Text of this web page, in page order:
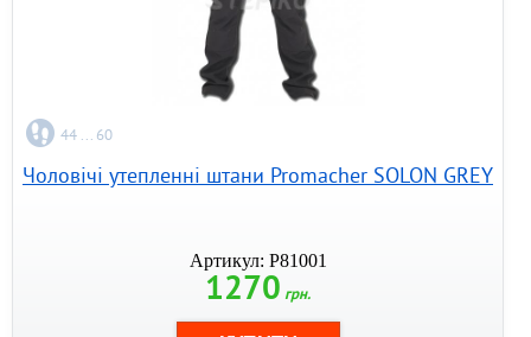
44 ... 60
Чоловічі утепленні штани Promacher SOLON GREY
Артикул: P81001
1270 грн.